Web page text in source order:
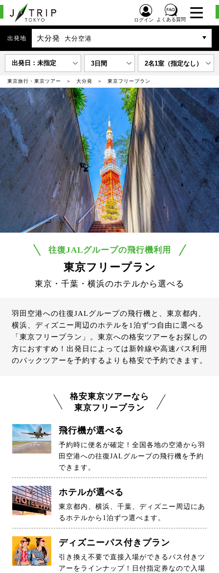
ログイン よくある質問
出発地 大分発 大分空港
出発日：未指定 3日間 2名1室（指定なし）
東京旅行・東京ツアー 大分発 東京フリープラン
往復JALグループの飛行機利用
東京フリープラン
東京・千葉・横浜のホテルから選べる
羽田空港への往復JALグループの飛行機と、東京都内、
横浜、ディズニー周辺のホテルを1泊ずつ自由に選べる
「東京フリープラン」。東京への格安ツアーをお探しの
方におすすめ！出発日によっては新幹線や高速バス利用
のパックツアーを予約するよりも格安で予約できます。
格安東京ツアーなら
東京フリープラン
飛行機が選べる
予約時に便名が確定！全国各地の空港から羽
田空港への往復JALグループの飛行機を予約
できます。
ホテルが選べる
東京都内、横浜、千葉、ディズニー周辺にあ
るホテルから1泊ずつ選べます。
ディズニーパス付きプラン
引き換え不要で直接入場ができるパス付きツ
アーをラインナップ！日付指定券なので入場